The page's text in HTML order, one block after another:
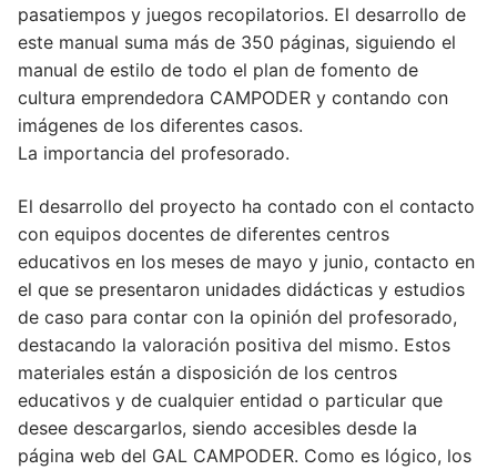
pasatiempos y juegos recopilatorios. El desarrollo de
este manual suma más de 350 páginas, siguiendo el
manual de estilo de todo el plan de fomento de
cultura emprendedora CAMPODER y contando con
imágenes de los diferentes casos.
La importancia del profesorado.
El desarrollo del proyecto ha contado con el contacto
con equipos docentes de diferentes centros
educativos en los meses de mayo y junio, contacto en
el que se presentaron unidades didácticas y estudios
de caso para contar con la opinión del profesorado,
destacando la valoración positiva del mismo. Estos
materiales están a disposición de los centros
educativos y de cualquier entidad o particular que
desee descargarlos, siendo accesibles desde la
página web del GAL CAMPODER. Como es lógico, los